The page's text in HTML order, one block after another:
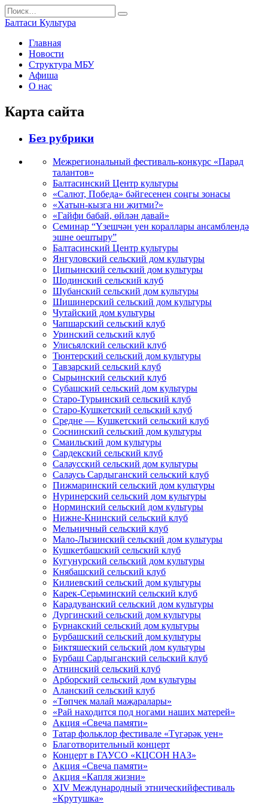
Перейти
к
содержанию
Search
for:
Балтаси Культура
Главная
Новости
Структура МБУ
Афиша
О нас
Карта сайта
Без рубрики
Межрегиональный фестиваль-конкурс «Парад
талантов»
Балтасинский Центр культуры
«Салют, Победа» бәйгесенең соңгы зонасы
«Хатын-кызга ни җитми?»
«Гайфи бабай, өйлән давай»
Семинар “Үзешчән уен кораллары ансамблендә
эшне оештыру”
Балтасинский Центр культуры
Янгуловский сельский дом культуры
Ципьинский сельский дом культуры
Шодинский сельский клуб
Шубанский сельский дом культуры
Шишинерский сельский дом культуры
Чутайский дом культуры
Чапшарский сельский клуб
Уринский сельский клуб
Улисьялский сельский клуб
Тюнтерский сельский дом культуры
Тавзарский сельский клуб
Сырьинский сельский клуб
Субашский сельский дом культуры
Старо-Турьинский сельский клуб
Старо-Кушкетский сельский клуб
Средне — Кушкетский сельский клуб
Соснинский сельский дом культуры
Смаильский дом культуры
Сардекский сельский клуб
Салаусский сельский дом культуры
Салаусь Сардыганский сельский клуб
Пижмаринский сельский дом культуры
Нуринерский сельский дом культуры
Норминский сельский дом культуры
Нижне-Книнский сельский клуб
Мельничный сельский клуб
Мало-Лызинский сельский дом культуры
Кушкетбашский сельский клуб
Кугунурский сельский дом культуры
Княбашский сельский клуб
Килиевский сельский дом культуры
Карек-Серьминский сельский клуб
Карадуванский сельский дом культуры
Дургинский сельский дом культуры
Бурнакский сельский дом культуры
Бурбашский сельский дом культуры
Биктяшеский сельский дом культуры
Бурбаш Сардыганский сельский клуб
Атнинский сельский клуб
Арборский сельский дом культуры
Аланский сельский клуб
«Төпчек малай маҗаралары»
«Рай находится под ногами наших матерей»
Акция «Свеча памяти»
Татар фольклор фестивале «Түгәрәк уен»
Благотворительный концерт
Концерт в ГАУСО «КЦСОН НАЗ»
Акция «Свеча памяти»
Акция «Капля жизни»
XIV Международный этническийфестиваль
«Крутушка»